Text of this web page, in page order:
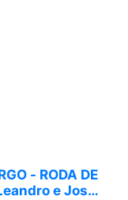
- RODA DE
e José